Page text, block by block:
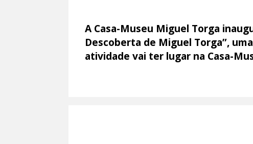
A Casa-Museu Miguel Torga
Descoberta de Miguel Torga”,
atividade vai ter lugar na Casa-